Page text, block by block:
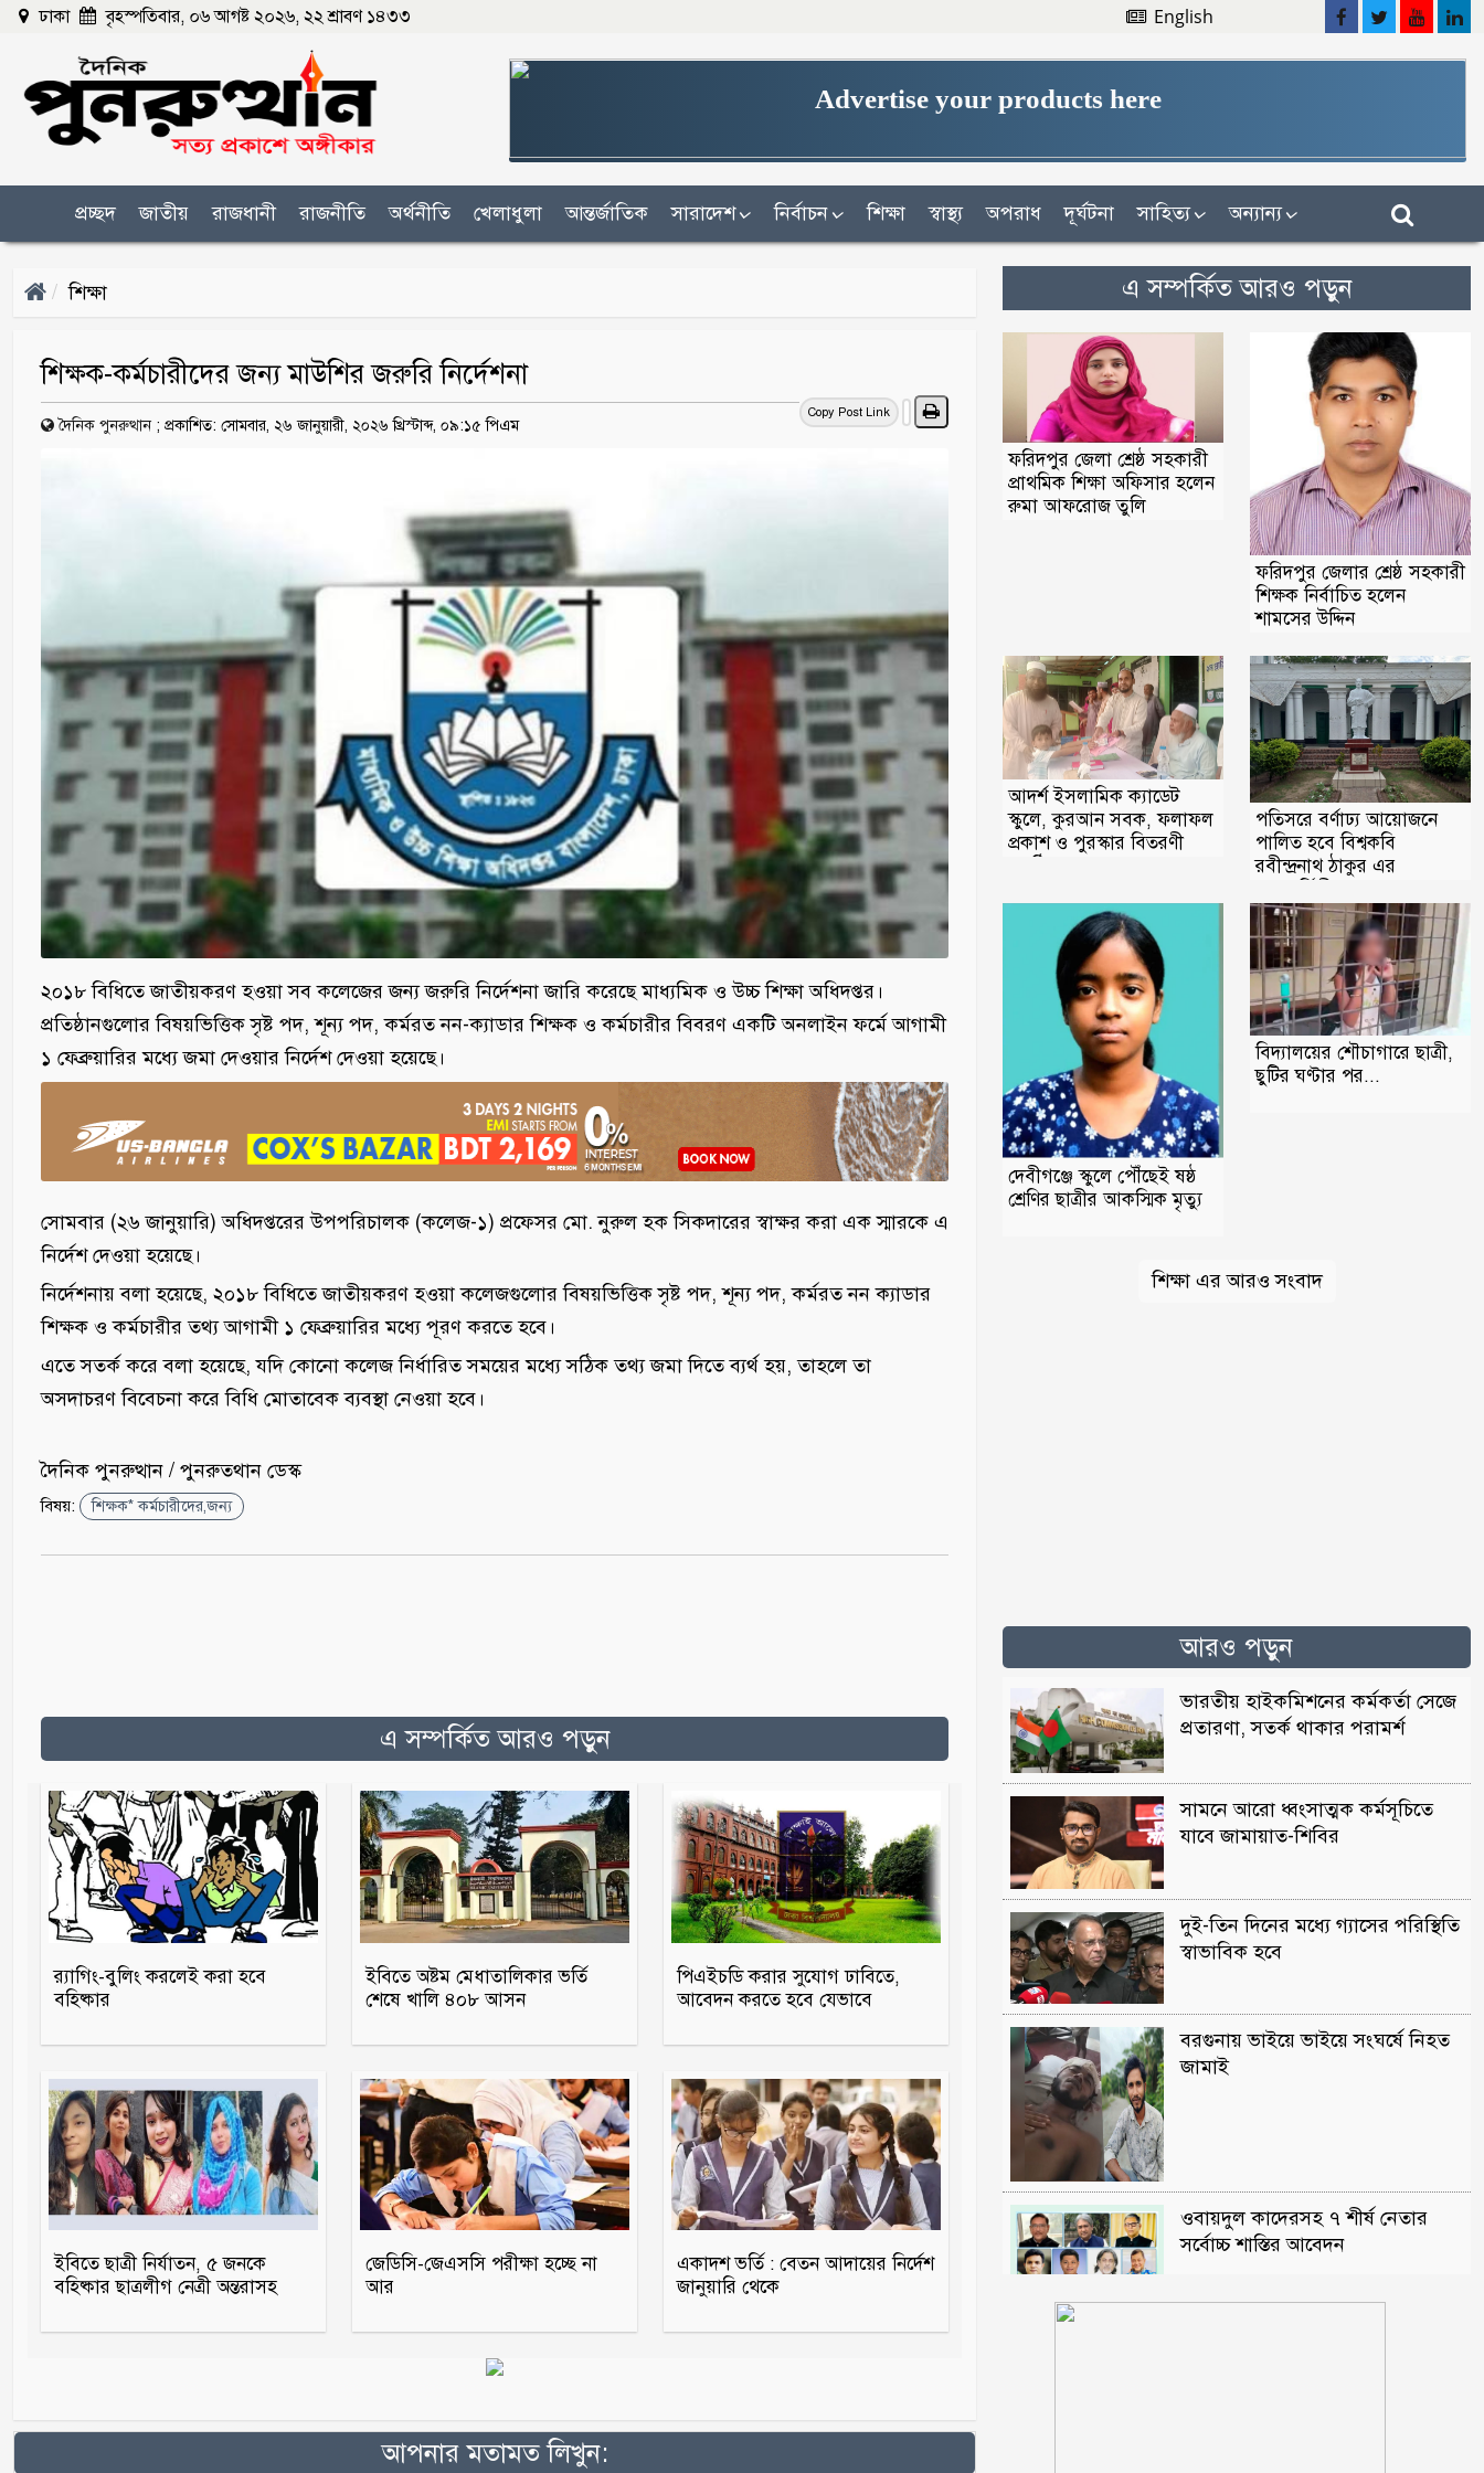
ঢাকা বৃহস্পতিবার, ০৬ আগষ্ট ২০২৬, ২২ শ্রাবণ ১৪৩৩ English
Advertise your products here
প্রচ্ছদ জাতীয় রাজধানী রাজনীতি অর্থনীতি খেলাধুলা আন্তর্জাতিক সারাদেশ নির্বাচন শিক্ষা স্বাস্থ্য অপরাধ দূর্ঘটনা সাহিত্য অন্যান্য
শিক্ষা
শিক্ষক-কর্মচারীদের জন্য মাউশির জরুরি নির্দেশনা
Copy Post Link
দৈনিক পুনরুত্থান ; প্রকাশিত: সোমবার, ২৬ জানুয়ারী, ২০২৬ খ্রিস্টাব্দ, ০৯:১৫ পিএম
২০১৮ বিধিতে জাতীয়করণ হওয়া সব কলেজের জন্য জরুরি নির্দেশনা জারি করেছে মাধ্যমিক ও উচ্চ শিক্ষা অধিদপ্তর।
প্রতিষ্ঠানগুলোর বিষয়ভিত্তিক সৃষ্ট পদ, শূন্য পদ, কর্মরত নন-ক্যাডার শিক্ষক ও কর্মচারীর বিবরণ একটি অনলাইন ফর্মে আগামী
১ ফেব্রুয়ারির মধ্যে জমা দেওয়ার নির্দেশ দেওয়া হয়েছে।
সোমবার (২৬ জানুয়ারি) অধিদপ্তরের উপপরিচালক (কলেজ-১) প্রফেসর মো. নুরুল হক সিকদারের স্বাক্ষর করা এক স্মারকে এ
নির্দেশ দেওয়া হয়েছে।
নির্দেশনায় বলা হয়েছে, ২০১৮ বিধিতে জাতীয়করণ হওয়া কলেজগুলোর বিষয়ভিত্তিক সৃষ্ট পদ, শূন্য পদ, কর্মরত নন ক্যাডার
শিক্ষক ও কর্মচারীর তথ্য আগামী ১ ফেব্রুয়ারির মধ্যে পূরণ করতে হবে।
এতে সতর্ক করে বলা হয়েছে, যদি কোনো কলেজ নির্ধারিত সময়ের মধ্যে সঠিক তথ্য জমা দিতে ব্যর্থ হয়, তাহলে তা
অসদাচরণ বিবেচনা করে বিধি মোতাবেক ব্যবস্থা নেওয়া হবে।
দৈনিক পুনরুত্থান / পুনরুতথান ডেস্ক
বিষয়: শিক্ষক* কর্মচারীদের,জন্য
এ সম্পর্কিত আরও পড়ুন
র‍্যাগিং-বুলিং করলেই করা হবে
বহিষ্কার
ইবিতে অষ্টম মেধাতালিকার ভর্তি
শেষে খালি ৪০৮ আসন
পিএইচডি করার সুযোগ ঢাবিতে,
আবেদন করতে হবে যেভাবে
ইবিতে ছাত্রী নির্যাতন, ৫ জনকে
বহিষ্কার ছাত্রলীগ নেত্রী অন্তরাসহ
জেডিসি-জেএসসি পরীক্ষা হচ্ছে না
আর
একাদশ ভর্তি : বেতন আদায়ের নির্দেশ
জানুয়ারি থেকে
আপনার মতামত লিখুন:
এ সম্পর্কিত আরও পড়ুন
ফরিদপুর জেলা শ্রেষ্ঠ সহকারী
প্রাথমিক শিক্ষা অফিসার হলেন
রুমা আফরোজ তুলি
ফরিদপুর জেলার শ্রেষ্ঠ সহকারী
শিক্ষক নির্বাচিত হলেন
শামসের উদ্দিন
আদর্শ ইসলামিক ক্যাডেট
স্কুলে, কুরআন সবক, ফলাফল
প্রকাশ ও পুরস্কার বিতরণী
পতিসরে বর্ণাঢ্য আয়োজনে
পালিত হবে বিশ্বকবি
রবীন্দ্রনাথ ঠাকুর এর
দেবীগঞ্জে স্কুলে পৌঁছেই ষষ্ঠ
শ্রেণির ছাত্রীর আকস্মিক মৃত্যু
বিদ্যালয়ের শৌচাগারে ছাত্রী,
ছুটির ঘণ্টার পর...
শিক্ষা এর আরও সংবাদ
আরও পড়ুন
ভারতীয় হাইকমিশনের কর্মকর্তা সেজে
প্রতারণা, সতর্ক থাকার পরামর্শ
সামনে আরো ধ্বংসাত্মক কর্মসূচিতে
যাবে জামায়াত-শিবির
দুই-তিন দিনের মধ্যে গ্যাসের পরিস্থিতি
স্বাভাবিক হবে
বরগুনায় ভাইয়ে ভাইয়ে সংঘর্ষে নিহত
জামাই
ওবায়দুল কাদেরসহ ৭ শীর্ষ নেতার
সর্বোচ্চ শাস্তির আবেদন